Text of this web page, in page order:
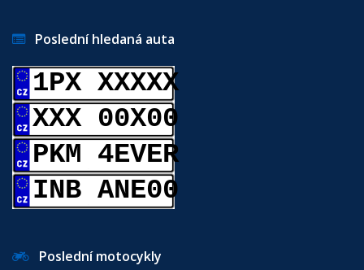
Poslední hledaná auta
1PX XXXXX
XXX 00X00
PKM 4EVER
INB ANE00
Poslední motocykly